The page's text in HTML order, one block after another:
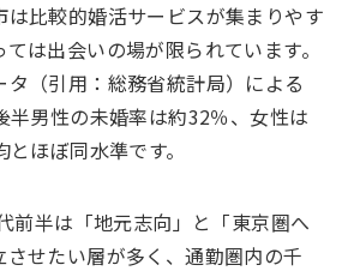
は比較的婚活サービスが集まりやす
は出会いの場が限られています。
（引用：総務省統計局）による
半男性の未婚率は約32％、女性は
ほぼ同水準です。
前半は「地元志向」と「東京圏へ
せたい層が多く、通勤圏内の千